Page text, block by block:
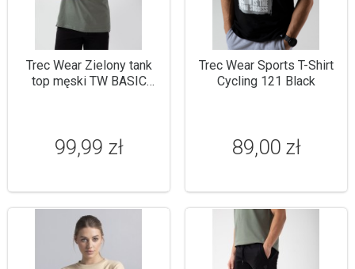
Trec Wear Zielony tank
top męski TW BASIC
99,99 zł
Trec Wear Sports T-Shirt
Cycling 121 Black
89,00 zł